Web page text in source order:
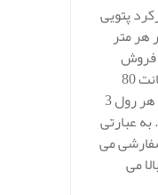
پتویی
دانسیته 80 در هر متر
فروش
عایق پشم سنگ پتویی 3 سانت 80
رولی انجام می شود و متراژ هر رول 3
به عبارتی
می
می